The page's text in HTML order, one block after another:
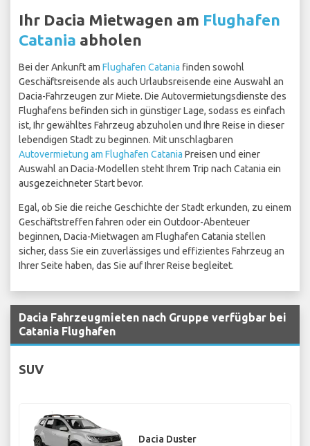
Ihr Dacia Mietwagen am Flughafen
Catania abholen
Bei der Ankunft am Flughafen Catania finden sowohl
Geschäftsreisende als auch Urlaubsreisende eine Auswahl an
Dacia-Fahrzeugen zur Miete. Die Autovermietungsdienste des
Flughafens befinden sich in günstiger Lage, sodass es einfach
ist, Ihr gewähltes Fahrzeug abzuholen und Ihre Reise in dieser
lebendigen Stadt zu beginnen. Mit unschlagbaren
Autovermietung am Flughafen Catania Preisen und einer
Auswahl an Dacia-Modellen steht Ihrem Trip nach Catania ein
ausgezeichneter Start bevor.
Egal, ob Sie die reiche Geschichte der Stadt erkunden, zu einem
Geschäftstreffen fahren oder ein Outdoor-Abenteuer
beginnen, Dacia-Mietwagen am Flughafen Catania stellen
sicher, dass Sie ein zuverlässiges und effizientes Fahrzeug an
Ihrer Seite haben, das Sie auf Ihrer Reise begleitet.
Dacia Fahrzeugmieten nach Gruppe verfügbar bei
Catania Flughafen
SUV
Dacia Duster